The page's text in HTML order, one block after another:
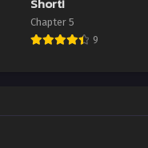
Chapter 5
9